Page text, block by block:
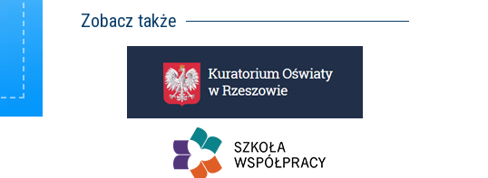
Zobacz także